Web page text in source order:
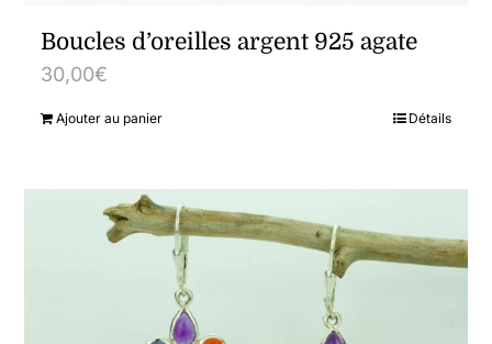
Boucles d’oreilles argent 925 agate
30,00€
Ajouter au panier Détails